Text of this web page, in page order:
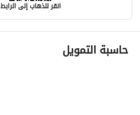
انقر للذهاب إلى الرابط
معلومات مسؤول الإعلان
اسم المسؤول
حاسبة التمويل